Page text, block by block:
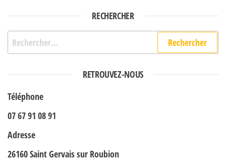
RECHERCHER
Rechercher :
RETROUVEZ-NOUS
Téléphone
07 67 91 08 91
Adresse
26160 Saint Gervais sur Roubion